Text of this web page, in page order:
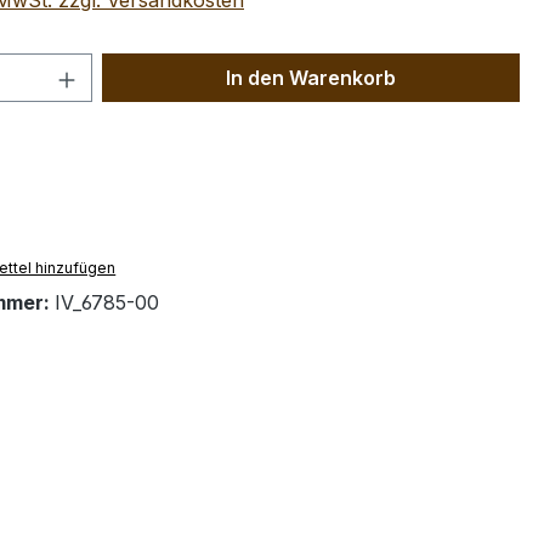
Anzahl: Gib den gewünschten Wert
In den Warenkorb
hinzufügen
IV_6785-00